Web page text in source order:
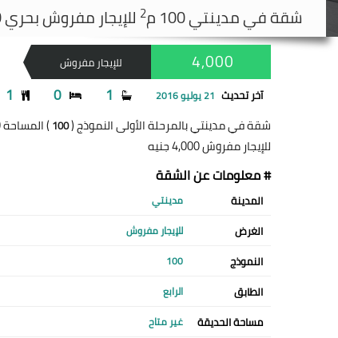
شقة فيمدينتي 2 للإيجار مفروش بحري 4,000 ج
للإيجار مفروش 4,000
آخر تحديث 21 يوليو 2016 1
0
1
شقة في مدينتي بالمرحلة الأولى النموذج (100) المساحة 100 متر
للإيجار مفروش 4,000 جنيه
# معلومات عن الشقة
المدينة مدينتي
الغرض للإيجار مفروش
النموذج 100
الطابق الرابع
مساحة الحديقة غير متاح